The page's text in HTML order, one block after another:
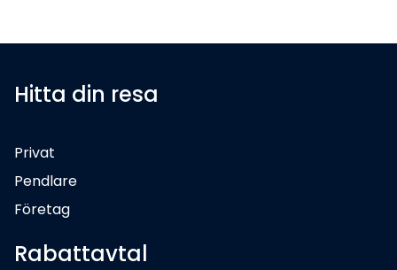
Hitta din resa
Privat
Pendlare
Företag
Rabattavtal